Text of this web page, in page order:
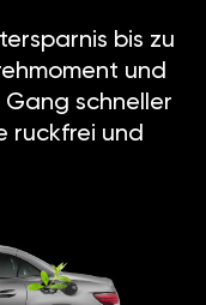
bis zu
und
schneller
ruckfrei und